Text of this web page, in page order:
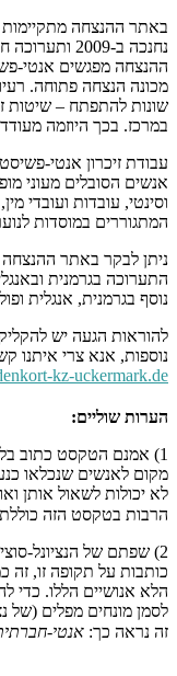
ההנצחה מפגשים אנטי-
מכונה הנצחה פתוחה.
שונות להתפתח – שיטות
במרכז. בכך היוזמה
עבודת זיכרון אנטי-
אנשים הסובלים מעוני
וסינטי, עובדות ועובדי
המתגוררים במוסדות
ניתן לבקר באתר ההנצחה
התערוכה בגרמנית
נוסף בגרמנית, אנגלית
להוראות הגעה יש
נוספות, אנא צרי איתנו
kz-uckermark.de
הערות שוליים:
1) אמנם הטקסט כתוב
מקום לאנשים שנכלאו
לא יכולות לשאול אותן
הרבות בטקסט הזה
2) שפתם של הנציונל-
כותבות על תקופה זו,
הלא אנושיים הללו. כדי
לסמן מונחים מפלים (של
זה נראה כך: אנטי-